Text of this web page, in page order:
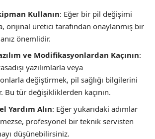
Kullanın: Eğer bir pil değişimi
orijinal üretici tarafından onaylanmış bir
önemlidir.
ve Modifikasyonlardan Kaçının:
yazılımlarla veya
değiştirmek, pil sağlığı bilgilerini
Bu tür değişikliklerden kaçının.
Yardım Alın: Eğer yukarıdaki adımlar
profesyonel bir teknik servisten
düşünebilirsiniz.